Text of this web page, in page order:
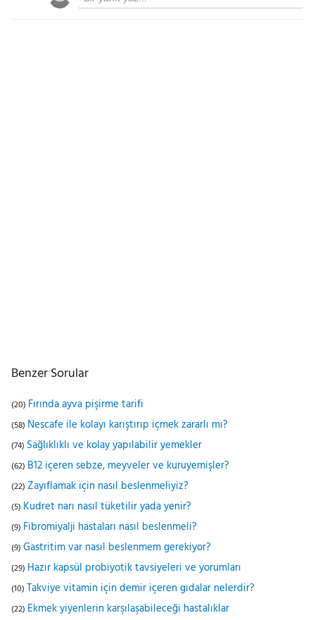
Benzer Sorular
(20) Fırında ayva pişirme tarifi
(58) Nescafe ile kolayı karıştırıp içmek zararlı mı?
(74) Sağlıklıklı ve kolay yapılabilir yemekler
(62) B12 içeren sebze, meyveler ve kuruyemişler?
(22) Zayıflamak için nasıl beslenmeliyiz?
(5) Kudret narı nasıl tüketilir yada yenir?
(9) Fibromiyalji hastaları nasıl beslenmeli?
(9) Gastritim var nasıl beslenmem gerekiyor?
(29) Hazır kapsül probiyotik tavsiyeleri ve yorumları
(10) Takviye vitamin için demir içeren gıdalar nelerdir?
(22) Ekmek yiyenlerin karşılaşabileceği hastalıklar